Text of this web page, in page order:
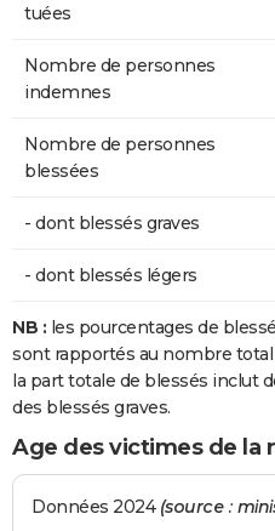
tuées
Nombre de personnes
indemnes
Nombre de personnes
blessées
- dont blessés graves
- dont blessés légers
NB : les pourcentages de
sont rapportés au nombre
la part totale de blessés inclut
des blessés graves.
Age des victimes de la
Données 2024 (source :